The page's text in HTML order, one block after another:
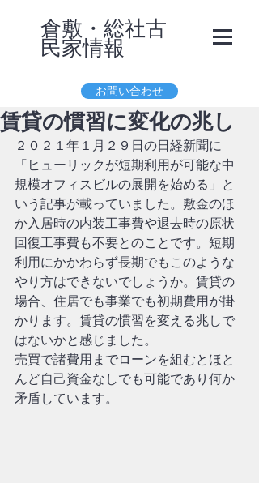
​倉敷・総社古
民家情報
お問い合わせ
賃貸の慣習に変化の兆し
２０２１年１月２９日の日経新聞に
「ヒューリックが短期利用が可能な中
規模オフィスビルの展開を始める」と
いう記事が載っていました。敷金のほ
か入居時の内装工事費や退去時の原状
回復工事費も不要とのことです。短期
利用にかかわらず長期でもこのような
やり方はできないでしょうか。賃貸の
場合、住居でも事業でも初期費用が掛
かります。賃貸の慣習を変える兆しで
はないかと感じました。
売買で諸費用までローンを組むとほと
んど自己資金なしでも可能であり何か
矛盾しています。